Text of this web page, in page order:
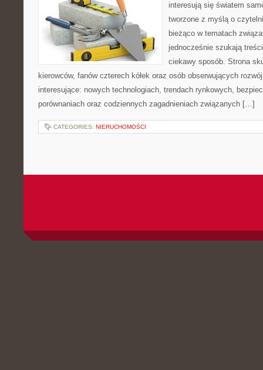
interesują się światem
tworzone z myślą o
bieżąco w tematach
jednocześnie szukają
ciekawy sposób. Strona
kierowców, fanów czterech kółek oraz osób obserwujących
interesujące: nowych technologiach, trendach rynkowych,
porównaniach oraz codziennych zagadnieniach związanych […]
CATEGORIES: NIERUCHOMOŚCI